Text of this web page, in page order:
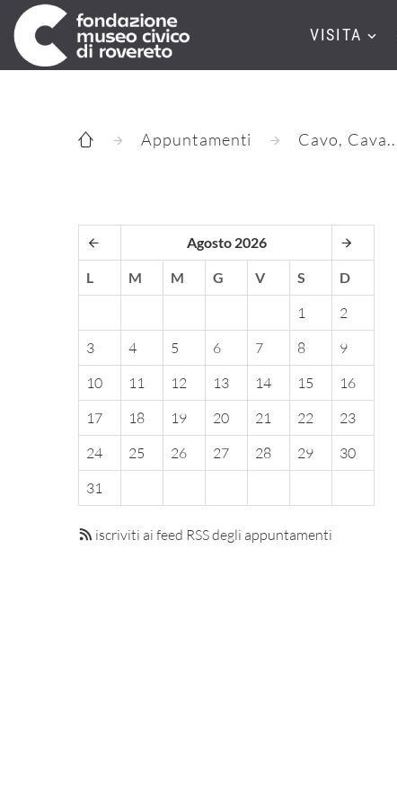
VISITA
Appuntamenti Cavo,
Agosto 2026
L M M G V S D
1
2
3
4 5 6 7 8
9
10
11 12 13 14 15
16
17
18 19 20 21 22
23
24
25 26 27 28 29
30
31
iscriviti ai feed RSS degli appuntamenti